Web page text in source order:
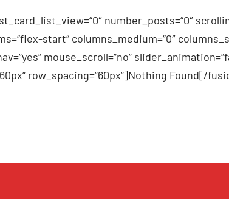
number_posts=“0″
start“ columns_medium=“0″
mouse_scroll=“no“
row_spacing=“60px“]Nothing Found[/